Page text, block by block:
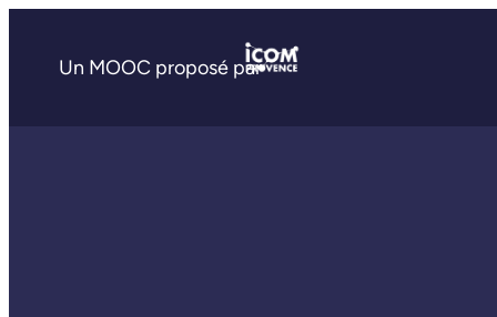
Un MOOC proposé par